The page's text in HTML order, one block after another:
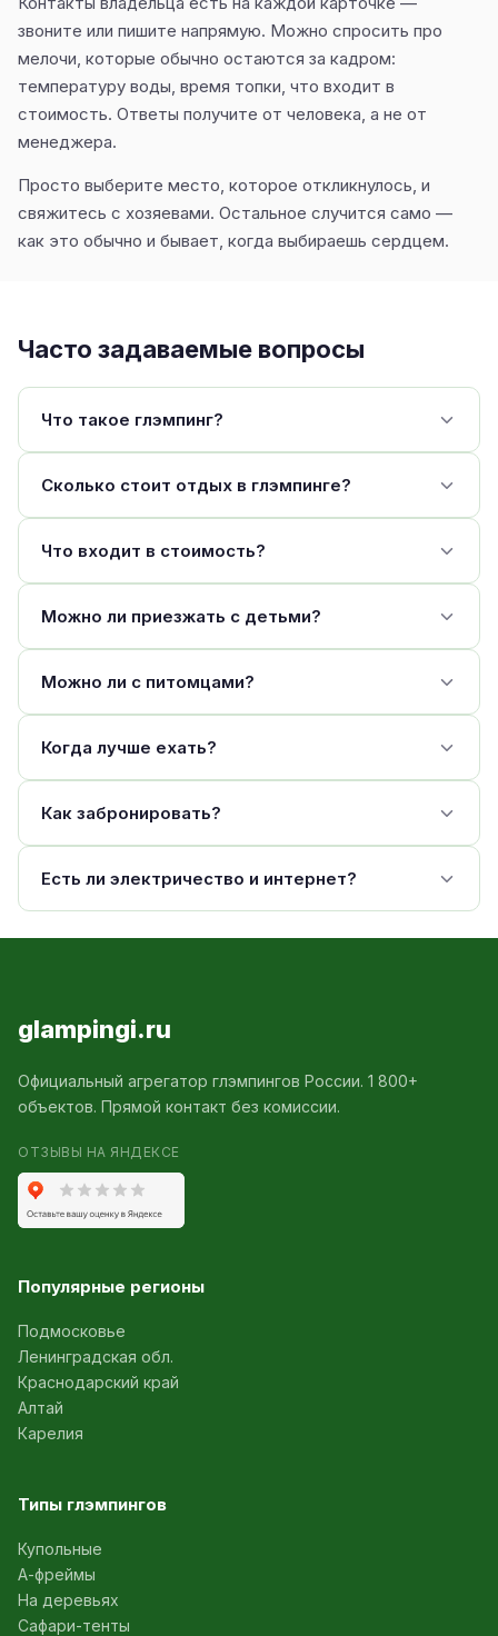
звоните или пишите напрямую. Можно спросить про
мелочи, которые обычно остаются за кадром:
температуру воды, время топки, что входит в
стоимость. Ответы получите от человека, а не от
менеджера.
Просто выберите место, которое откликнулось, и
свяжитесь с хозяевами. Остальное случится само —
как это обычно и бывает, когда выбираешь сердцем.
Часто задаваемые вопросы
Что такое глэмпинг?
Сколько стоит отдых в глэмпинге?
Что входит в стоимость?
Можно ли приезжать с детьми?
Можно ли с питомцами?
Когда лучше ехать?
Как забронировать?
Есть ли электричество и интернет?
glampingi.ru
Официальный агрегатор глэмпингов России. 1 800+
объектов. Прямой контакт без комиссии.
ОТЗЫВЫ НА ЯНДЕКСЕ
Популярные регионы
Подмосковье
Ленинградская обл.
Краснодарский край
Алтай
Карелия
Типы глэмпингов
Купольные
А-фреймы
На деревьях
Сафари-тенты